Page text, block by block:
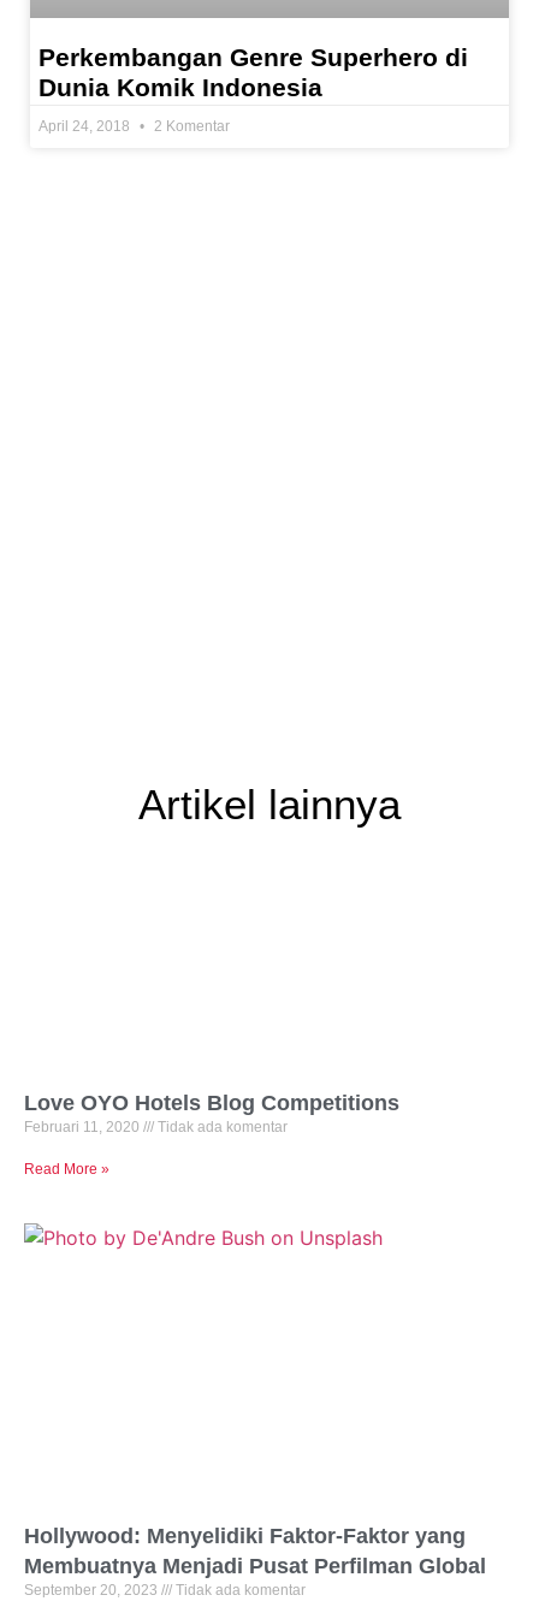
Perkembangan Genre Superhero di
Dunia Komik Indonesia
April 24, 2018 2 Komentar
Artikel lainnya
Love OYO Hotels Blog Competitions
Februari 11, 2020 Tidak ada komentar
Read More »
Hollywood: Menyelidiki Faktor-Faktor yang
Membuatnya Menjadi Pusat Perfilman Global
September 20, 2023 Tidak ada komentar